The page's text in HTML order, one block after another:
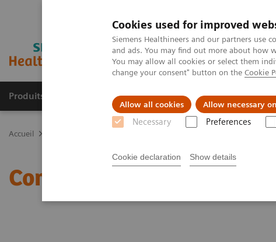
Cookies used for improved
Siemens Healthineers and our partners use
and ads. You may find out more about how
You may allow all cookies or select them
change your consent" button on the Cookie
Allow all cookies Allow necessary
Necessary Preferences
Cookie declaration Show details
Produits & services Spécialités cliniques
Accueil
Composants systèmes